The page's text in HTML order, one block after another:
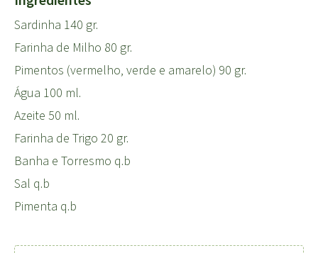
Sardinha 140 gr.
Farinha de Milho 80 gr.
Pimentos (vermelho, verde e amarelo) 90 gr.
Água 100 ml.
Azeite 50 ml.
Farinha de Trigo 20 gr.
Banha e Torresmo q.b
Sal q.b
Pimenta q.b